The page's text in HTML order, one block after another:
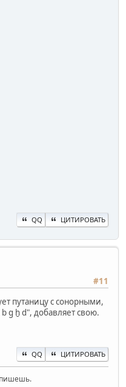
QQ ЦИТИРОВАТЬ
#11
путаницу с сонорными,
b g ḫ d", добавляет свою.
QQ ЦИТИРОВАТЬ